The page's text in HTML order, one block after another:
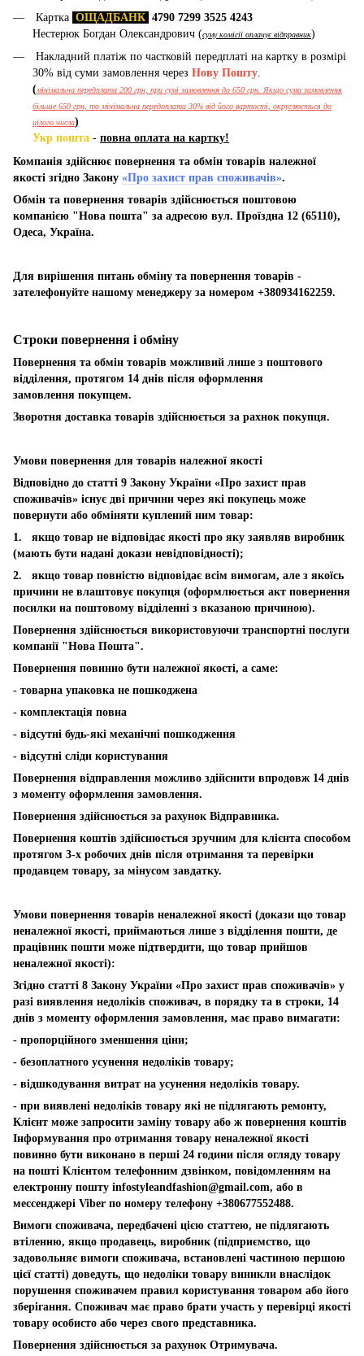
Картка ОЩАДБАНК 4790 7299 3525 4243
Нестерюк Богдан Олександрович (суму комісії оплачує відправник)
Накладний платіж по частковій передплаті на картку в розмірі
30% від суми замовлення через Нову Пошту.
(мінімальна передплата 200 грн, при сумі замовлення до 650 грн. Якщо сума замовлення
більше 650 грн, то мінімальна передоплата 30% від його вартості, округлюється до
цілого числа)
Укр пошта - повна оплата на картку!
Компанія здійснює повернення та обмін товарів належної
якості згідно Закону «Про захист прав споживачів».
Обмін та повернення товарів здійснюється поштовою
компанією "Нова пошта" за адресою вул. Проїздна 12 (65110),
Одеса, Україна.
Для вирішення питань обміну та повернення товарів -
зателефонуйте нашому менеджеру за номером +380934162259.
Строки повернення і обміну
Повернення та обмін товарів можливий лише з поштового
відділення, протягом 14 днів після оформлення
замовлення покупцем.
Зворотня доставка товарів здійснюється за рахнок покупця.
Умови повернення для товарів належної якості
Відповідно до статті 9 Закону України «Про захист прав
споживачів» існує дві причини через які покупець може
повернути або обміняти куплений ним товар:
1. якщо товар не відповідає якості про яку заявляв виробник
(мають бути надані докази невідповідності);
2. якщо товар повністю відповідає всім вимогам, але з якоїсь
причини не влаштовує покупця (оформлюється акт повернення
посилки на поштовому відділенні з вказаною причиною).
Повернення здійснюється використовуючи транспортні послуги
компанії "Нова Пошта".
Повернення повинно бути належної якості, а саме:
- товарна упаковка не пошкоджена
- комплектація повна
- відсутні будь-які механічні пошкодження
- відсутні сліди користування
Повернення відправлення можливо здійснити впродовж 14 днів
з моменту оформлення замовлення.
Повернення здійснюється за рахунок Відправника.
Повернення коштів здійснюється зручним для клієнта способом
протягом 3-х робочих днів після отримання та перевірки
продавцем товару, за мінусом завдатку.
Умови повернення товарів неналежної якості (докази що товар
неналежної якості, приймаються лише з відділення пошти, де
працівник пошти може підтвердити, що товар прийшов
неналежної якості):
Згідно статті 8 Закону України «Про захист прав споживачів» у
разі виявлення недоліків споживач, в порядку та в строки, 14
днів з моменту оформлення замовлення, має право вимагати:
- пропорційного зменшення ціни;
- безоплатного усунення недоліків товару;
- відшкодування витрат на усунення недоліків товару.
- при виявлені недоліків товару які не підлягають ремонту,
Клієнт може запросити заміну товару або ж повернення коштів
Інформування про отримання товару неналежної якості
повинно бути виконано в перші 24 години після огляду товару
на пошті Клієнтом телефонним дзвінком, повідомленням на
електронну пошту infostyleandfashion@gmail.com, або в
мессенджері Viber по номеру телефону +380677552488.
Вимоги споживача, передбачені цією статтею, не підлягають
втіленню, якщо продавець, виробник (підприємство, що
задовольняє вимоги споживача, встановлені частиною першою
цієї статті) доведуть, що недоліки товару виникли внаслідок
порушення споживачем правил користування товаром або його
зберігання. Споживач має право брати участь у перевірці якості
товару особисто або через свого представника.
Повернення здійснюється за рахунок Отримувача.